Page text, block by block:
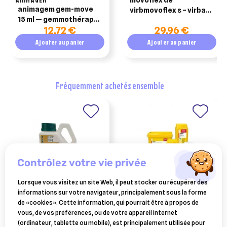
animagem gem-move
15 ml — gemmothérapie
confort articulaire
chien & chat
12,72 €
Ajouter au panier
virbmovoflex s – virbac
29,96 €
Ajouter au panier
fréquemment achetés ensemble
COOPHAVET
sedochol gold solution
buvable troubles digestifs 1
HUVEPHARMA
virkon s poudre 1kg
contrôlez votre vie privée
Lorsque vous visitez un site Web, il peut stocker ou récupérer des
informations sur votre navigateur, principalement sous la forme
de «cookies». Cette information, qui pourrait être à propos de
vous, de vos préférences, ou de votre appareil internet
(ordinateur, tablette ou mobile), est principalement utilisée pour